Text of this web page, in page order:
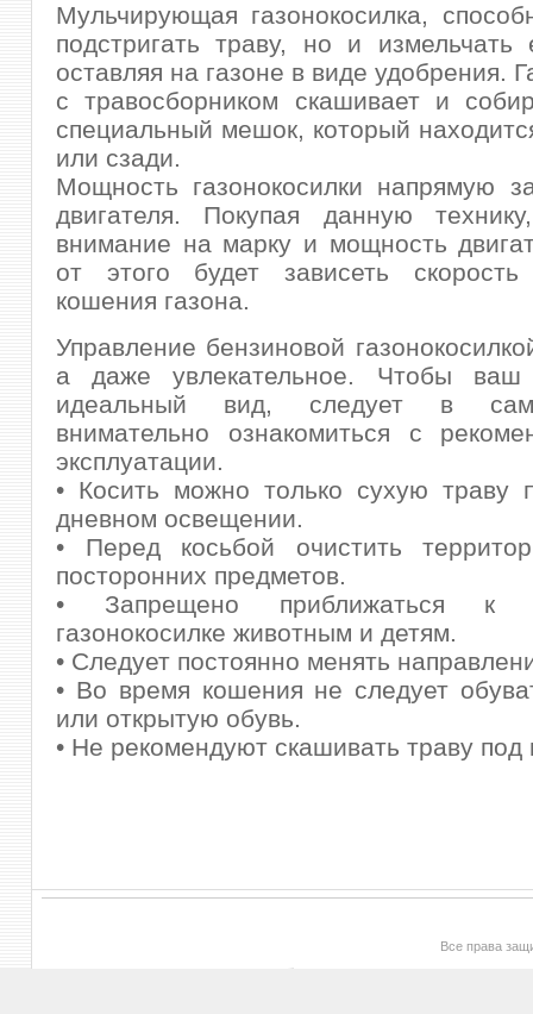
Мульчирующая газонокосилка,
подстригать траву, но и
оставляя на газоне в виде удобрения.
с травосборником скашивает и
специальный мешок, который
или сзади.
Мощность газонокосилки напрямую
двигателя. Покупая данную
внимание на марку и мощность
от этого будет зависеть
кошения газона.
Управление бензиновой
а даже увлекательное. Чтобы ваш
идеальный вид, следует в
внимательно ознакомиться с
эксплуатации.
• Косить можно только сухую траву
дневном освещении.
• Перед косьбой очистить
посторонних предметов.
• Запрещено приближаться к
газонокосилке животным и детям.
• Следует постоянно менять
• Во время кошения не следует
или открытую обувь.
• Не рекомендуют скашивать траву под
Все права